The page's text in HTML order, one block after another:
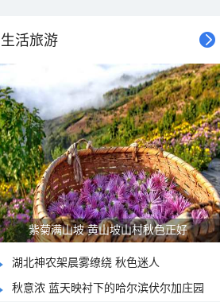
生活旅游
紫菊满山坡 黄山坡山村秋色正好
湖北神农架晨雾缭绕 秋色迷人
秋意浓 蓝天映衬下的哈尔滨伏尔加庄园